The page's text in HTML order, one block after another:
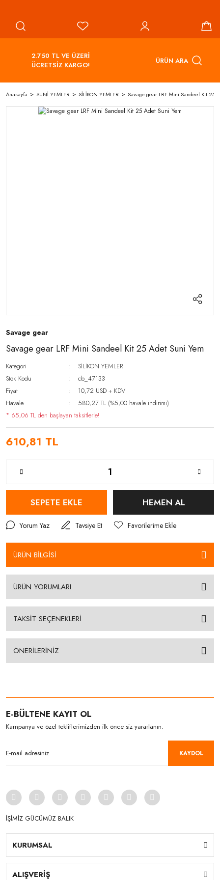
2.750 TL VE ÜZERİ
ÜCRETSİZ KARGO!
ÜRÜN ARA
Anasayfa SUNİ YEMLER SİLİKON YEMLER Savage gear LRF Mini Sandeel Kit 25
Savage gear
Savage gear LRF Mini Sandeel Kit 25 Adet Suni Yem
Kategori
SİLİKON YEMLER
Stok Kodu
cb_47133
Fiyat
10,72 USD + KDV
Havale
580,27 TL (%5,00 havale indirimi)
* 65,06 TL den başlayan taksitlerle!
610,81 TL
SEPETE EKLE HEMEN AL
Yorum Yaz Tavsiye Et
ÜRÜN BİLGİSİ
ÜRÜN YORUMLARI
TAKSİT SEÇENEKLERİ
ÖNERİLERİNİZ
E-BÜLTENE KAYIT OL
Kampanya ve özel tekliflerimizden ilk önce siz yararlanın.
KAYDOL
İŞİMİZ GÜCÜMÜZ BALIK
KURUMSAL
ALIŞVERİŞ